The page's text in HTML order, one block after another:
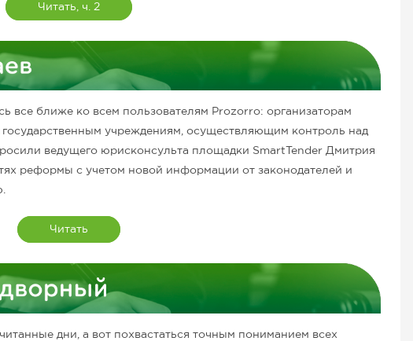
Читать, ч. 2
все ближе ко всем пользователям Prozorro: организаторам
государственным учреждениям, осуществляющим контроль над
ведущего юрисконсульта площадки SmartTender Дмитрия
реформы с учетом новой информации от законодателей и
Читать
дни, а вот похвастаться точным пониманием всех